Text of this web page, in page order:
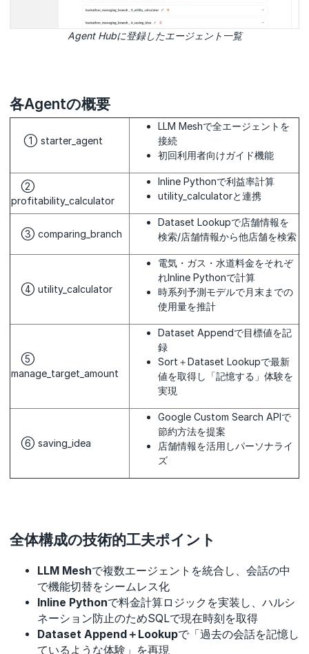
Agent Hubに登録したエージェント一覧
各Agentの概要
① starter_agent
LLM Meshで全エージェントを
接続
初回利用者向けガイド機能
②
profitability_calculator
Inline Pythonで利益率計算
utility_calculatorと連携
③ comparing_branch
Dataset Lookupで店舗情報を
検索/店舗情報から他店舗を検索
④ utility_calculator
電気・ガス・水道料金をそれぞ
れInline Pythonで計算
時系列予測モデルで月末までの
使用量を推計
⑤
manage_target_amount
Dataset Appendで目標値を記
録
Sort＋Dataset Lookupで最新
値を取得し「記憶する」体験を
実現
⑥ saving_idea
Google Custom Search APIで
節約方法を提案
店舗情報を活用しパーソナライ
ズ
全体構成の技術的工夫ポイント
LLM Meshで複数エージェントを統合し、会話の中
で機能切替をシームレス化
Inline Pythonで料金計算ロジックを実装し、ハルシ
ネーション防止のためSQLで現在時刻を取得
Dataset Append＋Lookupで「過去の会話を記憶し
ているような体験」を再現